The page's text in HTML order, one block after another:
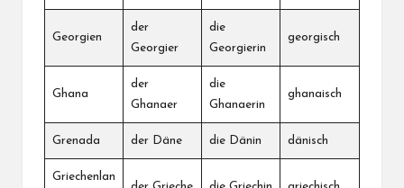
Georgien
der
Georgier
die
Georgierin
georgisch
Ghana
der
Ghanaer
die
Ghanaerin
ghanaisch
Grenada der Däne die Dänin dänisch
Griechenlan